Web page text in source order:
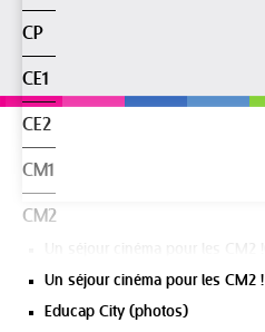
CP
CE1
CE2
CM1
CM2
Un séjour cinéma pour les CM2 !
Educap City (photos)